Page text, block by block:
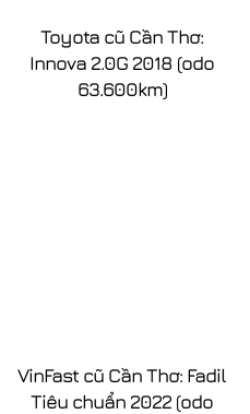
Toyota cũ Cần Thơ:
Innova 2.0G 2018 (odo
63.600km)
VinFast cũ Cần Thơ: Fadil
Tiêu chuẩn 2022 (odo